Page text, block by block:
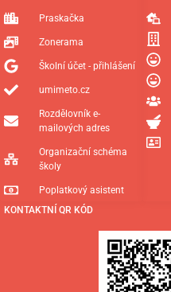
KONTAKTNÍ QR KÓD
Praskačka
Zonerama
Školní účet - přihlášení
umimeto.cz
Rozdělovník e-
mailových adres
Organizační schéma
školy
Poplatkový asistent